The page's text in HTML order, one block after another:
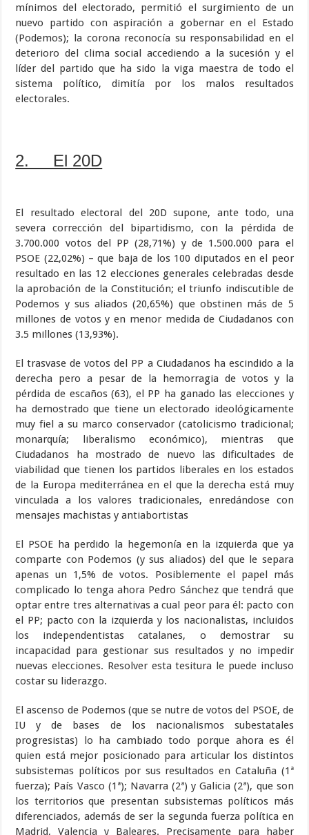
mínimos del electorado, permitió el surgimiento de un
nuevo partido con aspiración a gobernar en el Estado
(Podemos); la corona reconocía su responsabilidad en el
deterioro del clima social accediendo a la sucesión y el
líder del partido que ha sido la viga maestra de todo el
sistema político, dimitía por los malos resultados
electorales.
2. El 20D
El resultado electoral del 20D supone, ante todo, una
severa corrección del bipartidismo, con la pérdida de
3.700.000 votos del PP (28,71%) y de 1.500.000 para el
PSOE (22,02%) – que baja de los 100 diputados en el peor
resultado en las 12 elecciones generales celebradas desde
la aprobación de la Constitución; el triunfo indiscutible de
Podemos y sus aliados (20,65%) que obstinen más de 5
millones de votos y en menor medida de Ciudadanos con
3.5 millones (13,93%).
El trasvase de votos del PP a Ciudadanos ha escindido a la
derecha pero a pesar de la hemorragia de votos y la
pérdida de escaños (63), el PP ha ganado las elecciones y
ha demostrado que tiene un electorado ideológicamente
muy fiel a su marco conservador (catolicismo tradicional;
monarquía; liberalismo económico), mientras que
Ciudadanos ha mostrado de nuevo las dificultades de
viabilidad que tienen los partidos liberales en los estados
de la Europa mediterránea en el que la derecha está muy
vinculada a los valores tradicionales, enredándose con
mensajes machistas y antiabortistas
El PSOE ha perdido la hegemonía en la izquierda que ya
comparte con Podemos (y sus aliados) del que le separa
apenas un 1,5% de votos. Posiblemente el papel más
complicado lo tenga ahora Pedro Sánchez que tendrá que
optar entre tres alternativas a cual peor para él: pacto con
el PP; pacto con la izquierda y los nacionalistas, incluidos
los independentistas catalanes, o demostrar su
incapacidad para gestionar sus resultados y no impedir
nuevas elecciones. Resolver esta tesitura le puede incluso
costar su liderazgo.
El ascenso de Podemos (que se nutre de votos del PSOE, de
IU y de bases de los nacionalismos subestatales
progresistas) lo ha cambiado todo porque ahora es él
quien está mejor posicionado para articular los distintos
subsistemas políticos por sus resultados en Cataluña (1ª
fuerza); País Vasco (1ª); Navarra (2ª) y Galicia (2ª), que son
los territorios que presentan subsistemas políticos más
diferenciados, además de ser la segunda fuerza política en
Madrid, Valencia y Baleares. Precisamente para haber